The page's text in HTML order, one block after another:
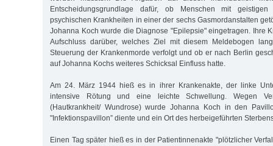
Entscheidungsgrundlage dafür, ob Menschen mit
psychischen Krankheiten in einer der sechs Gasmordanstalten
Johanna Koch wurde die Diagnose "Epilepsie" eingetragen. Ihre
Aufschluss darüber, welches Ziel mit diesem Meldebogen
Steuerung der Krankenmorde verfolgt und ob er nach Berlin
auf Johanna Kochs weiteres Schicksal Einfluss hatte.
Am 24. März 1944 hieß es in ihrer Krankenakte, der linke
intensive Rötung und eine leichte Schwellung. Wegen
(Hautkrankheit/ Wundrose) wurde Johanna Koch in den
"Infektionspavillon” diente und ein Ort des herbeigeführten
Einen Tag später hieß es in der Patientinnenakte "plötzlicher